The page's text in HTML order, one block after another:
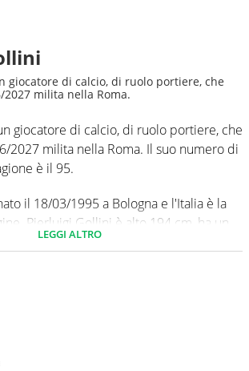
giocatore di calcio, di ruolo portiere, che
milita nella Roma.
giocatore di calcio, di ruolo portiere, che
2027 milita nella Roma. Il suo numero di
è il 95.
il 18/03/1995 a Bologna e l'Italia è la
Pierluigi Gollini è alto 194 cm, ha un
Il suo piede di calcio in via
disputato nel campionato Serie A 0
nessun gol.
LEGGI ALTRO